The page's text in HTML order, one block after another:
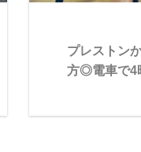
プレストン
方◎電車で4